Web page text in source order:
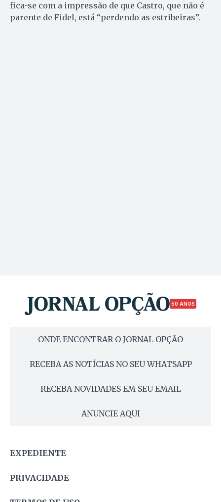
fica-se com a impressão de que Castro, que não é
parente de Fidel, está “perdendo as estribeiras”.
50 ANOS
ONDE ENCONTRAR O JORNAL OPÇÃO
RECEBA AS NOTÍCIAS NO SEU WHATSAPP
RECEBA NOVIDADES EM SEU EMAIL
ANUNCIE AQUI
EXPEDIENTE
PRIVACIDADE